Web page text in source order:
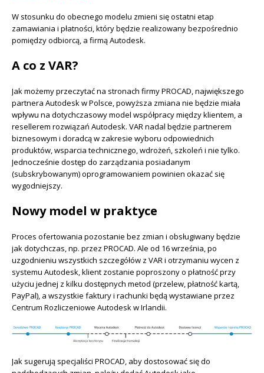
W stosunku do obecnego modelu zmieni się ostatni etap
zamawiania i płatności, który będzie realizowany bezpośrednio
pomiędzy odbiorcą, a firmą Autodesk.
A co z VAR?
Jak możemy przeczytać na stronach firmy PROCAD, największego
partnera Autodesk w Polsce, powyższa zmiana nie będzie miała
wpływu na dotychczasowy model współpracy między klientem, a
resellerem rozwiązań Autodesk. VAR nadal będzie partnerem
biznesowym i doradcą w zakresie wyboru odpowiednich
produktów, wsparcia technicznego, wdrożeń, szkoleń i nie tylko.
Jednocześnie dostęp do zarządzania posiadanym
(subskrybowanym) oprogramowaniem powinien okazać się
wygodniejszy.
Nowy model w praktyce
Proces ofertowania pozostanie bez zmian i obsługiwany będzie
jak dotychczas, np. przez PROCAD. Ale od 16 września, po
uzgodnieniu wszystkich szczegółów z VAR i otrzymaniu wycen z
systemu Autodesk, klient zostanie poproszony o płatność przy
użyciu jednej z kilku dostępnych metod (przelew, płatność kartą,
PayPal), a wszystkie faktury i rachunki będą wystawiane przez
Centrum Rozliczeniowe Autodesk w Irlandii.
Jak sugerują specjaliści PROCAD, aby dostosować się do